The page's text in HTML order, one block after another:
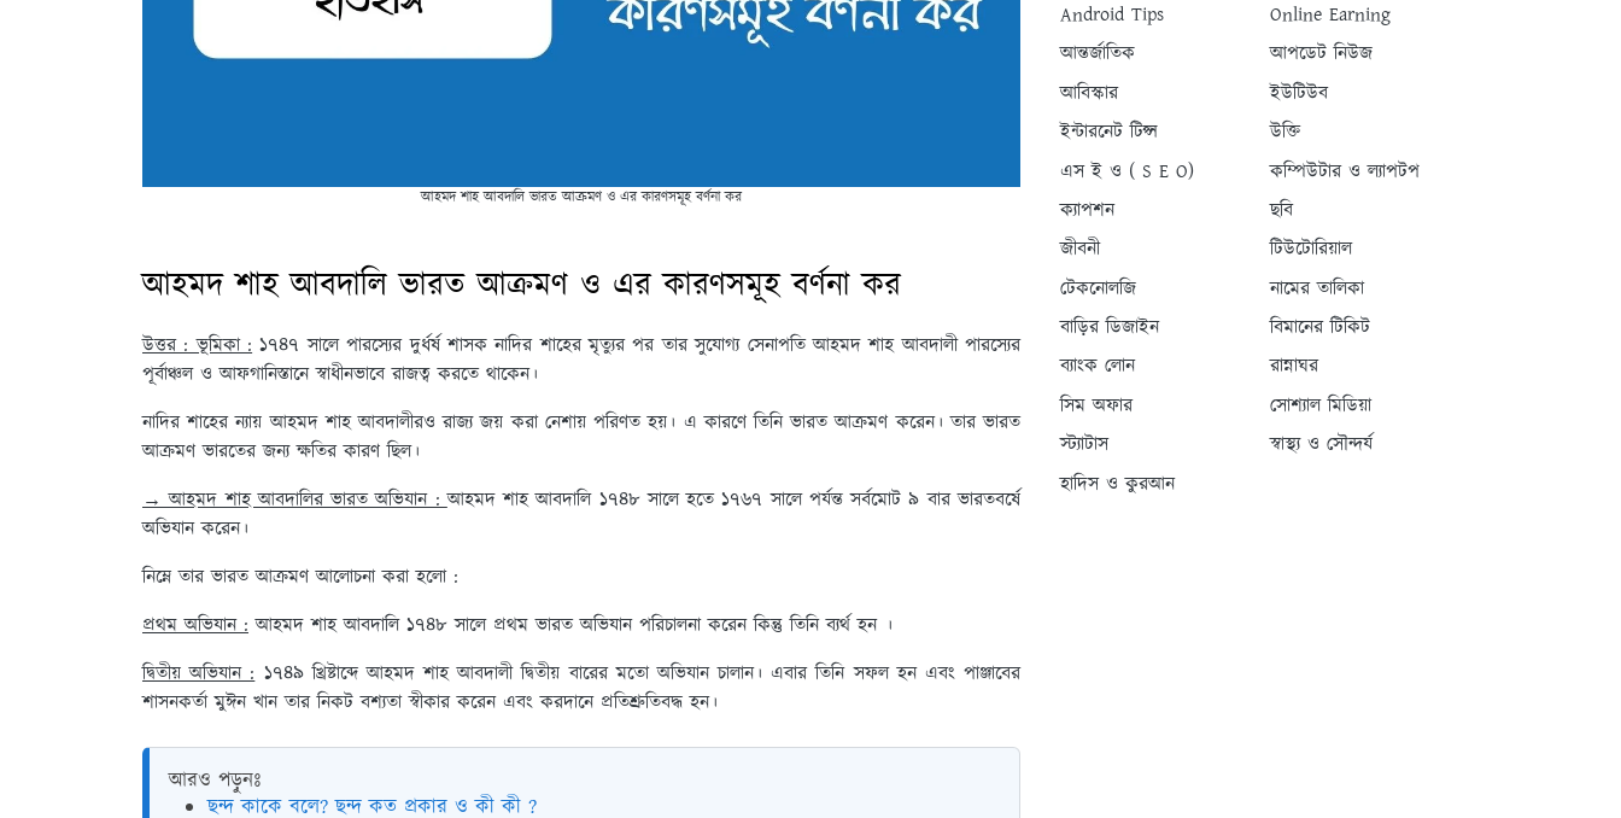
আহমদ শাহ আবদালি ভারত আক্রমণ ও এর কারণসমূহ বর্ণনা কর
আহমদ শাহ আবদালি ভারত আক্রমণ ও এর কারণসমূহ বর্ণনা কর
উত্তর : ভূমিকা : ১৭৪৭ সালে পারস্যের দুর্ধর্ষ শাসক নাদির শাহের মৃত্যুর পর তার সুযোগ্য সেনাপতি আহমদ শাহ আবদালী পারস্যের
পূর্বাঞ্চল ও আফগানিস্তানে স্বাধীনভাবে রাজত্ব করতে থাকেন।
নাদির শাহের ন্যায় আহমদ শাহ আবদালীরও রাজ্য জয় করা নেশায় পরিণত হয়। এ কারণে তিনি ভারত আক্রমণ করেন। তার ভারত
আক্রমণ ভারতের জন্য ক্ষতির কারণ ছিল।
→ আহমদ শাহ আবদালির ভারত অভিযান :আহমদ শাহ আবদালি ১৭৪৮ সালে হতে ১৭৬৭ সালে পর্যন্ত সর্বমোট ৯ বার ভারতবর্ষে
অভিযান করেন।
নিম্নে তার ভারত আক্রমণ আলোচনা করা হলো :
প্রথম অভিযান : আহমদ শাহ আবদালি ১৭৪৮ সালে প্রথম ভারত অভিযান পরিচালনা করেন কিন্তু তিনি ব্যর্থ হন ।
দ্বিতীয় অভিযান :১৭৪৯ খ্রিষ্টাব্দে আহমদ শাহ আবদালী দ্বিতীয় বারের মতো অভিযান চালান। এবার তিনি সফল হন এবং পাঞ্জাবের
শাসনকর্তা মুঈন খান তার নিকট বশ্যতা স্বীকার করেন এবং করদানে প্রতিশ্রুতিবদ্ধ হন।
আরও পড়ুনঃ
ছন্দ কাকে বলে? ছন্দ কত প্রকার ও কী কী ?
Android Tips
Online Earning
আন্তর্জাতিক
আপডেট নিউজ
আবিস্কার
ইউটিউব
ইন্টারনেট টিপ্স
উক্তি
এস ই ও ( S E O)
কম্পিউটার ও ল্যাপটপ
ক্যাপশন
ছবি
জীবনী
টিউটোরিয়াল
টেকনোলজি
নামের তালিকা
বাড়ির ডিজাইন
বিমানের টিকিট
ব্যাংক লোন
রান্নাঘর
সিম অফার
সোশ্যাল মিডিয়া
স্ট্যাটাস
স্বাস্থ্য ও সৌন্দর্য
হাদিস ও কুরআন